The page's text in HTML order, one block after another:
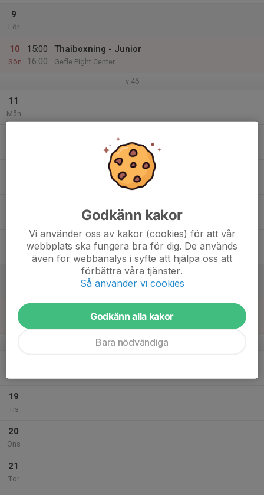
9
Lör
10
Sön
15:00
16:00
Thaiboxning - Junior
Gefle Fight Center
v.46
11
Mån
Filiph Waldt
Gefle Fight Center
17
Sön
Thaiboxning - Junior
Gefle Fight Center
v.47
Mån
19
Tis
20
Ons
21
Tor
Godkänn kakor
Vi använder oss av kakor (cookies) för att vår
webbplats ska fungera bra för dig. De används
även för webbanalys i syfte att hjälpa oss att
förbättra våra tjänster.
Så använder vi cookies
Godkänn alla kakor
Bara nödvändiga